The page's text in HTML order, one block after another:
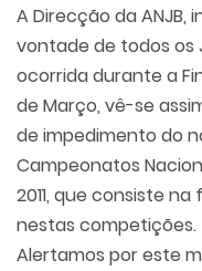
A Direcção da
vontade de todos os
ocorrida durante a
de Março, vê-se
de impedimento do
Campeonatos
2011, que consiste
nestas competições.
Alertamos por este